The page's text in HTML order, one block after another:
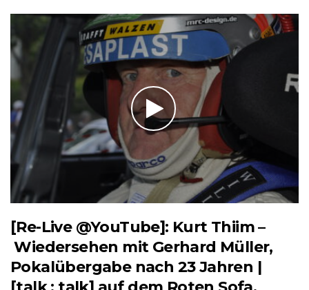
[Re-Live @YouTube]: Kurt Thiim –
Wiedersehen mit Gerhard Müller,
Pokalübergabe nach 23 Jahren |